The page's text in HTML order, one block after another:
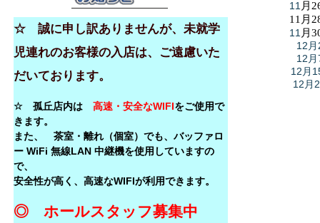
11 月
11月
11 月
12
12
12月
12月
☆ 誠に申し訳ありませんが、未就学
児連れのお客様の入店は、ご遠慮いた
だいております。
☆ 孤丘店内は 高速・安全なWIFIをご使用で
きます。
また、 茶室・離れ（個室）でも、バッファロ
ー WiFi 無線LAN 中継機を使用していますの
で、
安全性が高く、高速なWIFIが利用できます。
◎ ホールスタッフ募集中